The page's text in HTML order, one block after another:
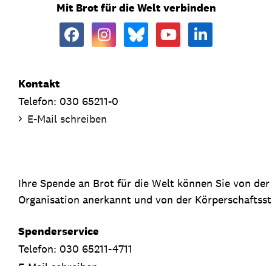
Mit Brot für die Welt verbinden
Kontakt
Telefon: 030 65211-0
E-Mail schreiben
Ihre Spende an Brot für die Welt können Sie von
Organisation anerkannt und von der
Spenderservice
Telefon: 030 65211-4711